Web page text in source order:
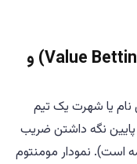
۴. شناسایی ضرایب ارزشمند (Value Betting) و
نام یا شهرت یک تیم
پایین نگه داشتن ضریب
است). نمودار مومنتوم